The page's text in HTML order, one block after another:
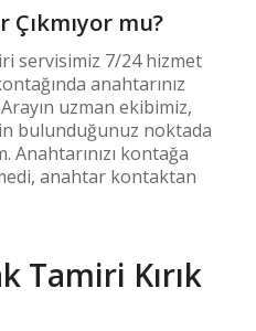
mu?
servisimiz 7/24 hizmet
anahtarınız
uzman ekibimiz,
bulunduğunuz noktada
kontağa
anahtar kontaktan
Tamiri Kırık